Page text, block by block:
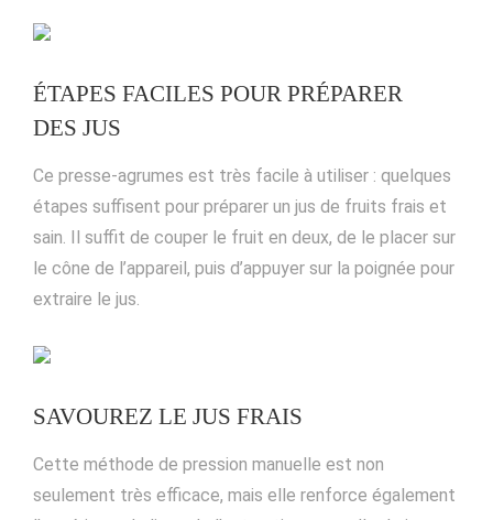
ÉTAPES FACILES POUR PRÉPARER
DES JUS
Ce presse-agrumes est très facile à utiliser : quelques
étapes suffisent pour préparer un jus de fruits frais et
sain. Il suffit de couper le fruit en deux, de le placer sur
le cône de l’appareil, puis d’appuyer sur la poignée pour
extraire le jus.
SAVOUREZ LE JUS FRAIS
Cette méthode de pression manuelle est non
seulement très efficace, mais elle renforce également